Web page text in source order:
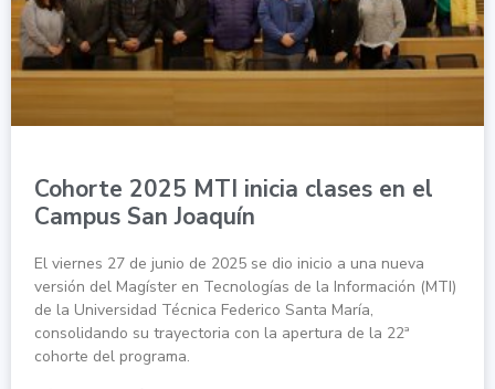
Cohorte 2025 MTI inicia clases en el
Campus San Joaquín
El viernes 27 de junio de 2025 se dio inicio a una nueva
versión del Magíster en Tecnologías de la Información (MTI)
de la Universidad Técnica Federico Santa María,
consolidando su trayectoria con la apertura de la 22ª
cohorte del programa.